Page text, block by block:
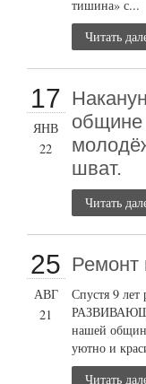
тишина» с...
Читать
17
ЯНВ
22
общине
шват.
Читать
25
АВГ
21
Ремонт
Спустя 9
нашей
уютно и
Читать